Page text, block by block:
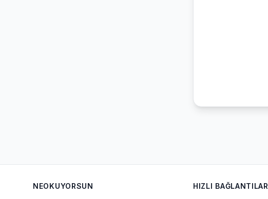
NEOKUYORSUN HIZLI BAĞLANTILAR